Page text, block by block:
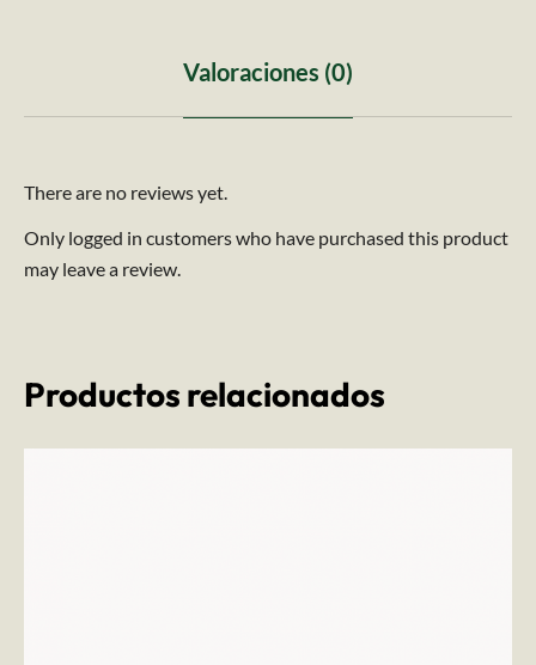
Valoraciones (0)
There are no reviews yet.
Only logged in customers who have purchased this product
may leave a review.
Productos relacionados